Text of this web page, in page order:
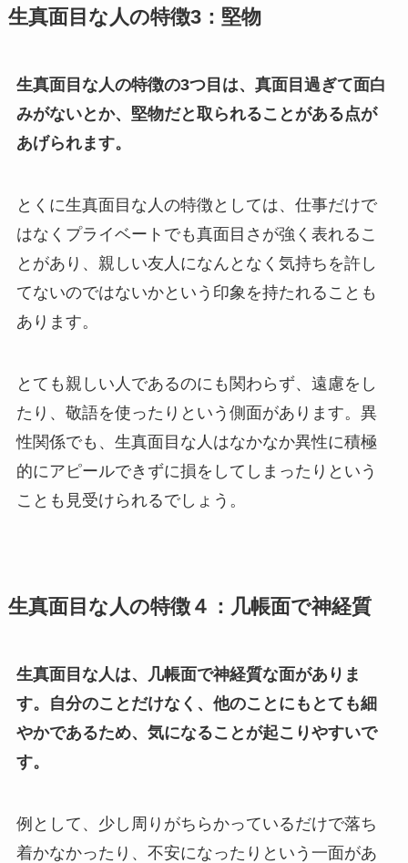
生真面目な人の特徴3：堅物
生真面目な人の特徴の3つ目は、真面目過ぎて面白
みがないとか、堅物だと取られることがある点が
あげられます。
とくに生真面目な人の特徴としては、仕事だけで
はなくプライベートでも真面目さが強く表れるこ
とがあり、親しい友人になんとなく気持ちを許し
てないのではないかという印象を持たれることも
あります。
とても親しい人であるのにも関わらず、遠慮をし
たり、敬語を使ったりという側面があります。異
性関係でも、生真面目な人はなかなか異性に積極
的にアピールできずに損をしてしまったりという
ことも見受けられるでしょう。
生真面目な人の特徴４： 几帳面で神経質
生真面目な人は、几帳面で神経質な面がありま
す。自分のことだけなく、他のことにもとても細
やかであるため、気になることが起こりやすいで
す。
例として、少し周りがちらかっているだけで落ち
着かなかったり、不安になったりという一面があ